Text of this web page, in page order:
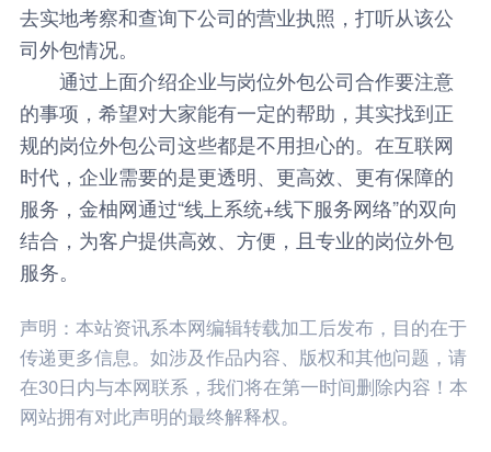
去实地考察和查询下公司的营业执照，打听从该公
司外包情况。
通过上面介绍企业与岗位外包公司合作要注意
的事项，希望对大家能有一定的帮助，其实找到正
规的岗位外包公司这些都是不用担心的。在互联网
时代，企业需要的是更透明、更高效、更有保障的
服务， 金柚网通过“线上系统+线下服务网络”的双向
结合，为客户提供高效、方便，且专业的岗位外包
服务。
声明：本站资讯系本网编辑转载加工后发布，目的在于
传递更多信息。如涉及作品内容、版权和其他问题，请
在30日内与本网联系，我们将在第一时间删除内容！本
网站拥有对此声明的最终解释权。